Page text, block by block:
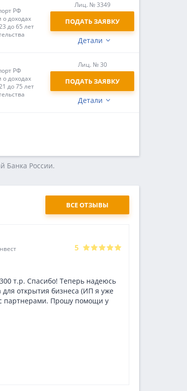
РФ
о доходах
до 65 лет
Детали
Лиц. № 3349
ПОДАТЬ ЗАЯВКУ
РФ
о доходах
до 75 лет
Детали
Лиц. № 30
ПОДАТЬ ЗАЯВКУ
Бaнкa Poccии.
ВСЕ ОТЗЫВЫ
5
т.р. Спасибо! Теперь надеюсь
открытия бизнеса (ИП я уже
партнерами. Прошу помощи у